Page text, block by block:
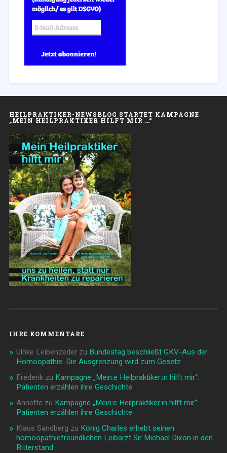
HEILPRAKTIKER-NEWSBLOG STARTET KAMPAGNE
„MEIN HEILPRAKTIKER HILFT MIR …“
IHRE KOMMENTARE
Ulrike Leibenzederzu Bundestag beschließt GKV-Aus der
Homöopathie: Die Ausgrenzung wird zum Gesetz
Frederikzu Kampagne „Mein:e Heilpraktiker:in hilft mir“:
Patienten erzählen ihre Geschichte
Annette zu Kampagne „Mein:e Heilpraktiker:in hilft mir“:
Patienten erzählen ihre Geschichte
Klaus Sandberg zu König Charles erhebt seinen
homöopathiefreundlichen Leibarzt Sir Michael Dixon in den
Ritterstand